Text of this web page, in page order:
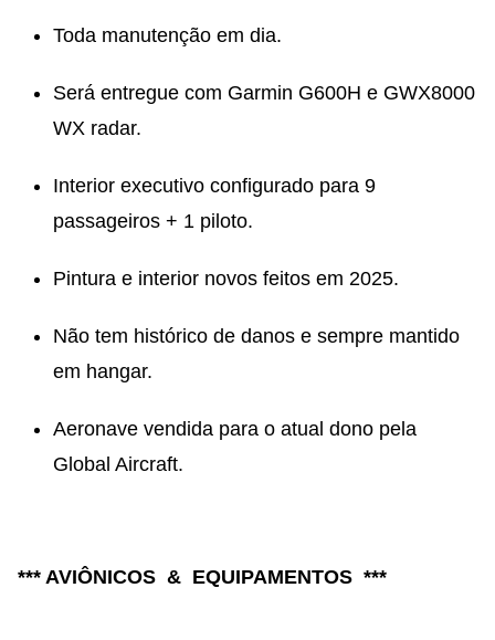
Toda manutenção em dia.
Será entregue com Garmin G600H e GWX8000
WX radar.
Interior executivo configurado para 9
passageiros + 1 piloto.
Pintura e interior novos feitos em 2025.
Não tem histórico de danos e sempre mantido
em hangar.
Aeronave vendida para o atual dono pela
Global Aircraft.
*** AVIÔNICOS & EQUIPAMENTOS ***